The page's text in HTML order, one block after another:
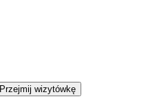
Przejmij wizytówkę